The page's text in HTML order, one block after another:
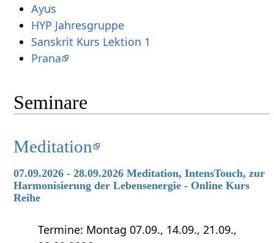
Ayus
HYP Jahresgruppe
Sanskrit Kurs Lektion 1
Prana
Seminare
Meditation
07.09.2026 - 28.09.2026 Meditation, IntensTouch, zur
Harmonisierung der Lebensenergie - Online Kurs
Reihe
Termine: Montag 07.09., 14.09., 21.09.,